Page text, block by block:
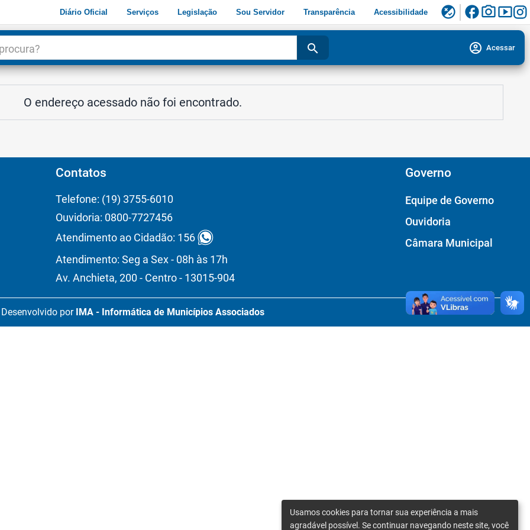
Diário Oficial Serviços Legislação Sou Servidor Transparência Acessibilidade flaky facebookphoto_camerasmart_display
search account_circle Acessar
O endereço acessado não foi encontrado.
Contatos
Telefone: (19) 3755-6010
Ouvidoria: 0800-7727456
Atendimento ao Cidadão: 156
Atendimento: Seg a Sex - 08h às 17h
Av. Anchieta, 200 - Centro - 13015-904
Governo
Equipe de Governo
Ouvidoria
Câmara Municipal
Desenvolvido por IMA - Informática de Municípios Associados
Usamos cookies para tornar sua experiência a mais
agradável possível. Se continuar navegando neste site, você